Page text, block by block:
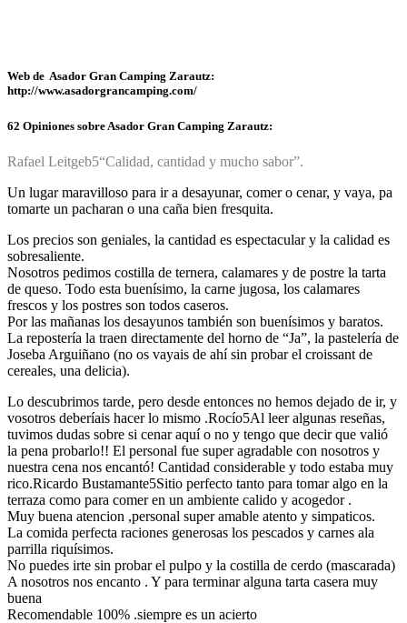
Web de Asador Gran Camping Zarautz:
http://www.asadorgrancamping.com/
62 Opiniones sobre Asador Gran Camping Zarautz:
Rafael Leitgeb5“Calidad, cantidad y mucho sabor”.
Un lugar maravilloso para ir a desayunar, comer o cenar, y vaya, pa
tomarte un pacharan o una caña bien fresquita.
Los precios son geniales, la cantidad es espectacular y la calidad es
sobresaliente.
Nosotros pedimos costilla de ternera, calamares y de postre la tarta
de queso. Todo esta buenísimo, la carne jugosa, los calamares
frescos y los postres son todos caseros.
Por las mañanas los desayunos también son buenísimos y baratos.
La repostería la traen directamente del horno de “Ja”, la pastelería de
Joseba Arguiñano (no os vayais de ahí sin probar el croissant de
cereales, una delicia).
Lo descubrimos tarde, pero desde entonces no hemos dejado de ir, y
vosotros deberíais hacer lo mismo .Rocío5Al leer algunas reseñas,
tuvimos dudas sobre si cenar aquí o no y tengo que decir que valió
la pena probarlo!! El personal fue super agradable con nosotros y
nuestra cena nos encantó! Cantidad considerable y todo estaba muy
rico.Ricardo Bustamante5Sitio perfecto tanto para tomar algo en la
terraza como para comer en un ambiente calido y acogedor .
Muy buena atencion ,personal super amable atento y simpaticos.
La comida perfecta raciones generosas los pescados y carnes ala
parrilla riquísimos.
No puedes irte sin probar el pulpo y la costilla de cerdo (mascarada)
A nosotros nos encanto . Y para terminar alguna tarta casera muy
buena
Recomendable 100% .siempre es un acierto